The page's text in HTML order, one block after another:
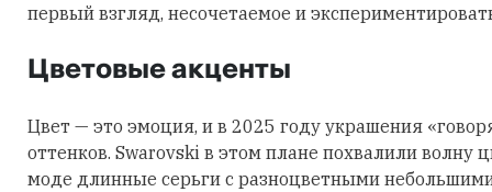
первый взгляд, несочетаемое и
Цветовые акценты
Цвет — это эмоция, и в 2025 году украшения
оттенков. Swarovski в этом плане похвалили волну
моде длинные серьги с разноцветными